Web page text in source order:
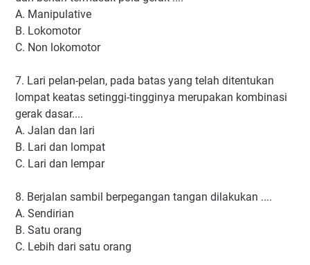
A. Manipulative
B. Lokomotor
C. Non lokomotor
7. Lari pelan-pelan, pada batas yang telah ditentukan
lompat keatas setinggi-tingginya merupakan kombinasi
gerak dasar....
A. Jalan dan lari
B. Lari dan lompat
C. Lari dan lempar
8. Berjalan sambil berpegangan tangan dilakukan ....
A. Sendirian
B. Satu orang
C. Lebih dari satu orang